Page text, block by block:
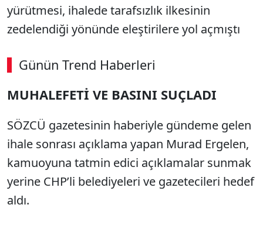
yürütmesi, ihalede tarafsızlık ilkesinin
zedelendiği yönünde eleştirilere yol açmıştı
Günün Trend Haberleri
00:02 / 08:06
MUHALEFETİ VE BASINI SUÇLADI
SÖZCÜ gazetesinin haberiyle gündeme gelen
ihale sonrası açıklama yapan Murad Ergelen,
kamuoyuna tatmin edici açıklamalar sunmak
yerine CHP’li belediyeleri ve gazetecileri hedef
aldı.